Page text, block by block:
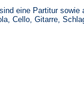
eine Partitur sowie
Cello, Gitarre,